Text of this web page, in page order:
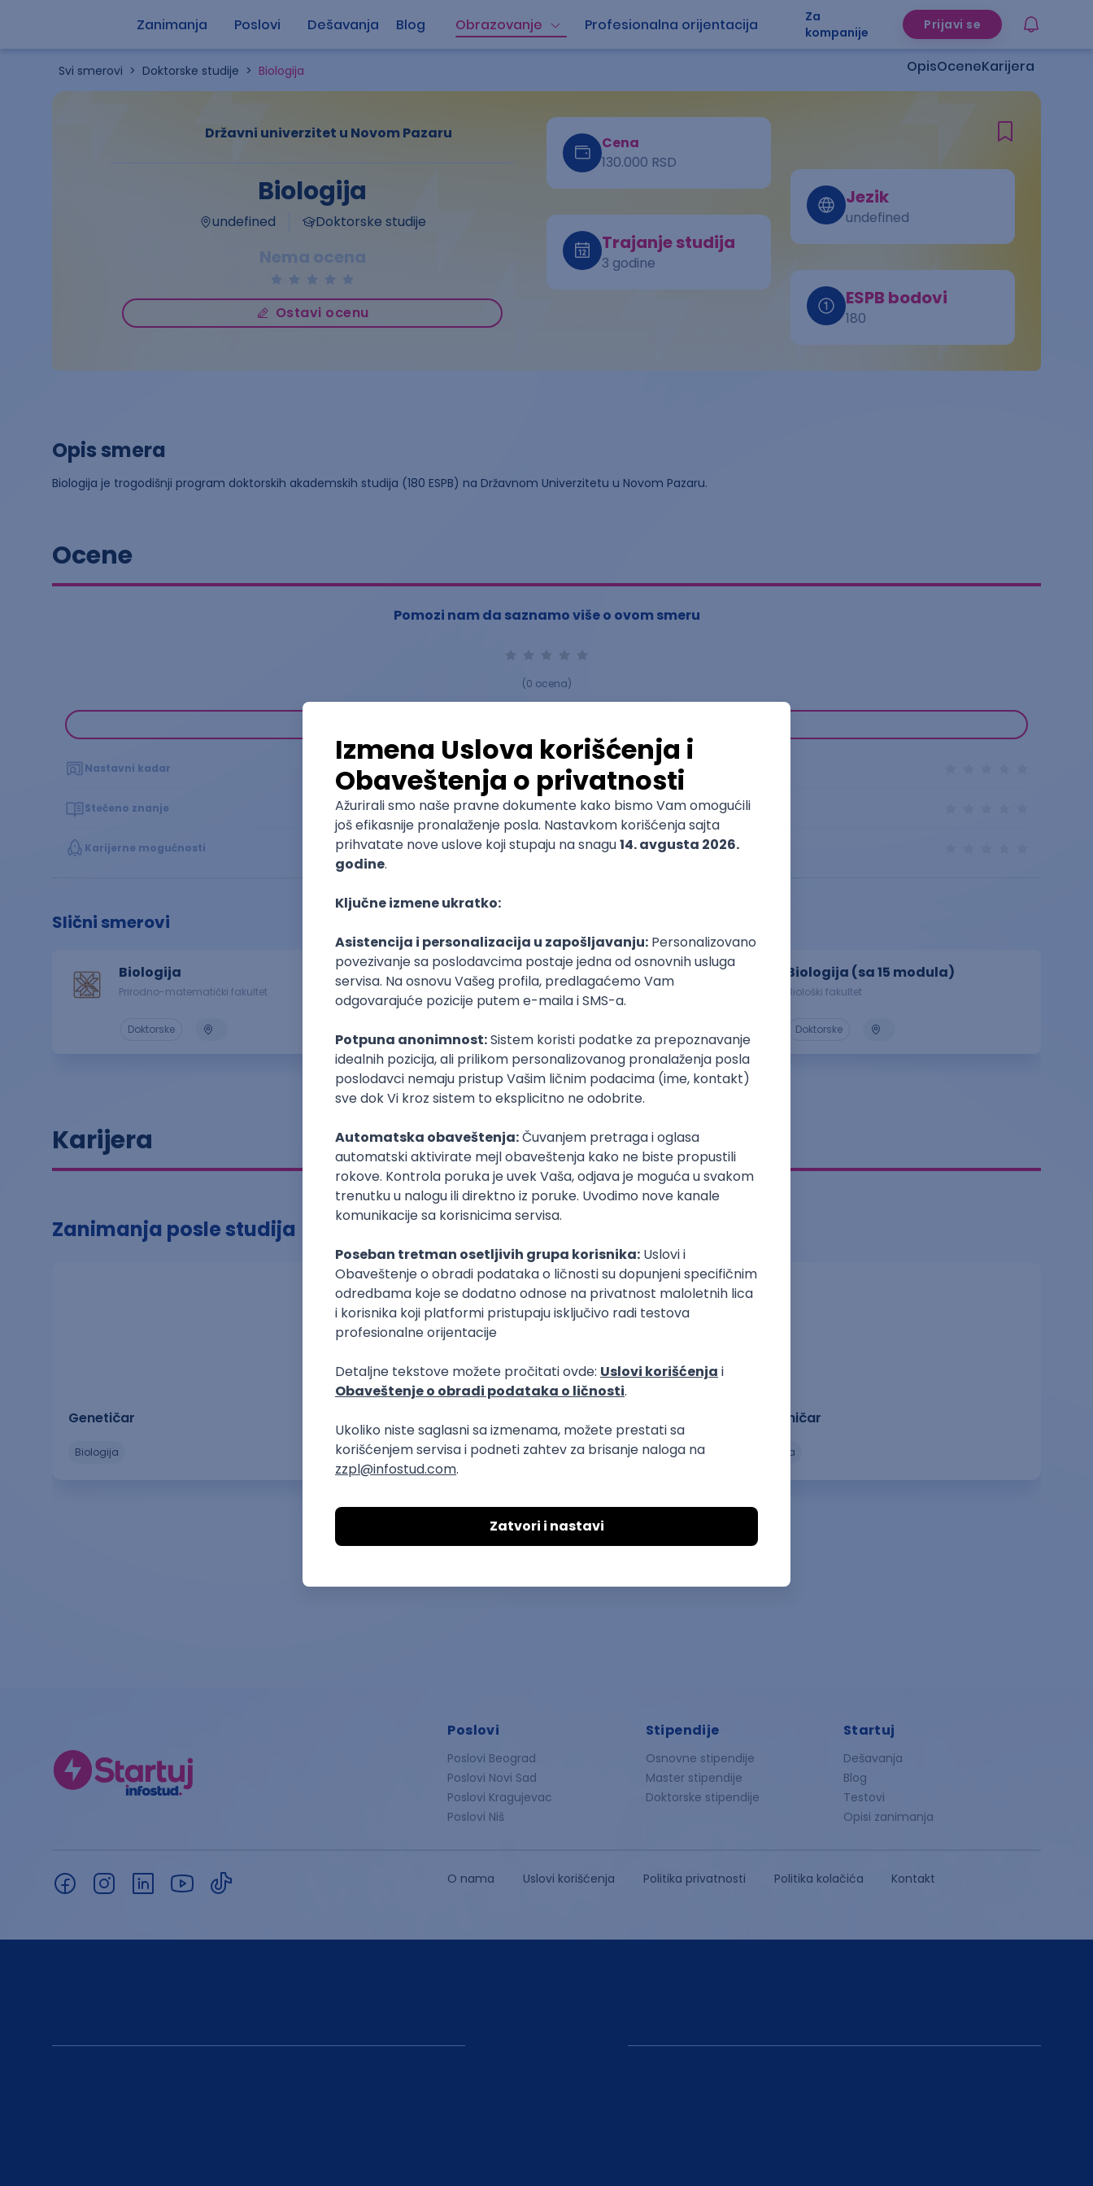
Zanimanja Poslovi Dešavanja Blog Obrazovanje Profesionalna orijentacija
Za
kompanije
Prijavi se
Svi smerovi > Doktorske studije > Biologija OpisOceneKarijera
Biologija
undefined Doktorske studije
Nema ocena
Ostavi ocenu
Državni univerzitet u Novom Pazaru
Cena
130.000 RSD
Trajanje studija
3 godine
Jezik
undefined
ESPB bodovi
180
Opis smera
Biologija je trogodišnji program doktorskih akademskih studija (180 ESPB) na Državnom Univerzitetu u Novom Pazaru.
Ocene
Pomozi nam da saznamo više o ovom smeru
(0 ocena)
Nastavni kadar
Stečeno znanje
Karijerne mogućnosti
Slični smerovi
Biologija
Prirodno-matematički fakultet
Doktorske
Atomsko-biološko-hemijska
odbrana
Vojna akademija
Biologija (sa 15 modula)
Biološki fakultet
Doktorske
Karijera
Zanimanja posle studija
Genetičar
biologija biologija
Biotehničar
biologija
Poslovi
Poslovi Beograd
Poslovi Novi Sad
Poslovi Kragujevac
Poslovi Niš
Stipendije
Osnovne stipendije
Master stipendije
Doktorske stipendije
Startuj
Dešavanja
Blog
Testovi
Opisi zanimanja
O nama Uslovi korišćenja Politika privatnosti Politika kolačića Kontakt